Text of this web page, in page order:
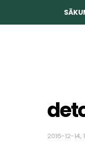
2016-12-14,